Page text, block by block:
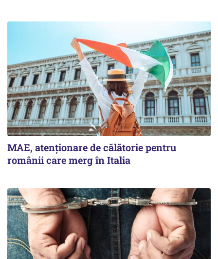
MAE, atenționare de călătorie pentru
românii care merg în Italia